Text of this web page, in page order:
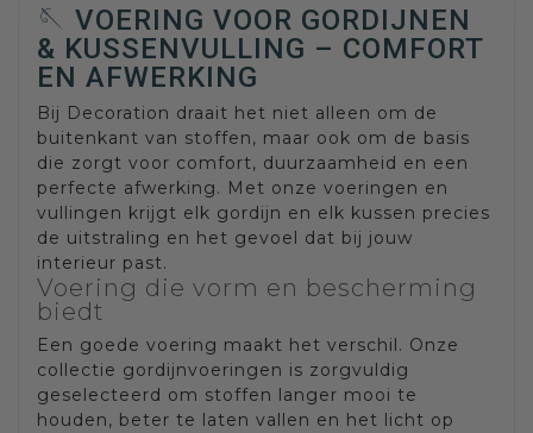
🪡 VOERING VOOR GORDIJNEN
& KUSSENVULLING – COMFORT
EN AFWERKING
Bij Decoration draait het niet alleen om de
buitenkant van stoffen, maar ook om de basis
die zorgt voor comfort, duurzaamheid en een
perfecte afwerking. Met onze voeringen en
vullingen krijgt elk gordijn en elk kussen precies
de uitstraling en het gevoel dat bij jouw
interieur past.
Voering die vorm en bescherming
biedt
Een goede voering maakt het verschil. Onze
collectie gordijnvoeringen is zorgvuldig
geselecteerd om stoffen langer mooi te
houden, beter te laten vallen en het licht op